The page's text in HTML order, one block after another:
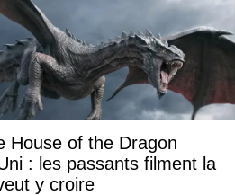
House of the Dragon
: les passants filment la
y croire